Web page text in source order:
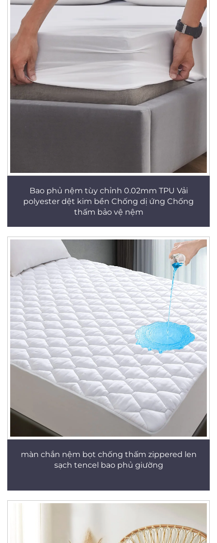
Bao phủ nệm tùy chỉnh 0.02mm TPU Vải
polyester dệt kim bền Chống dị ứng Chống
thấm bảo vệ nệm
màn chắn nệm bọt chống thấm zippered len
sạch tencel bao phủ giường